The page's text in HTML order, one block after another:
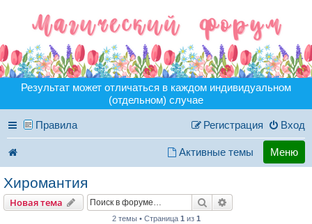
Результат может отличаться в каждом индивидуальном
(отдельном) случае
Правила Вход
Регистрация
Активные темы Меню
Хиромантия
Новая тема Поиск
2 темы • Страница 1 из 1